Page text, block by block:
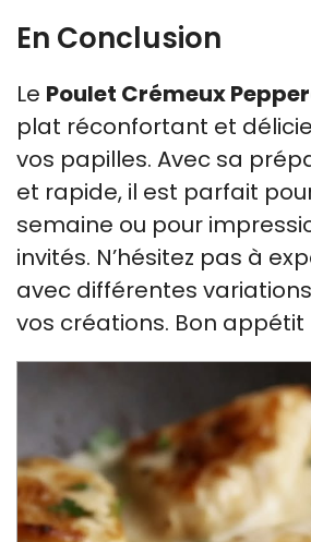
En Conclusion
Le Poulet Crémeux
plat réconfortant et
vos papilles. Avec sa
et rapide, il est parfait
semaine ou pour
invités. N’hésitez pas à
avec différentes
vos créations. Bon appétit